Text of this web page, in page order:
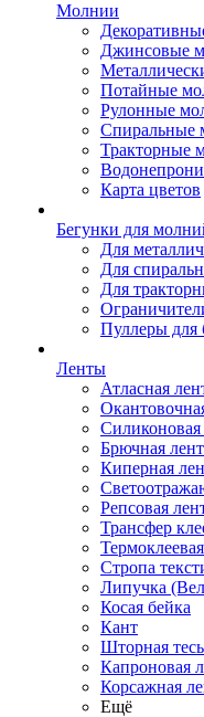
Молнии
Джинсовые
Потайные
Рулонные
Спиральные
Тракторные
Карта цветов
Бегунки для
Для
Для
Для
Пуллеры для
Ленты
Атласная
Силиконовая
Брючная
Киперная
Репсовая
Трансфер
Стропа
Липучка
Косая бейка
Кант
Шторная
Капроновая
Корсажная
Ещё